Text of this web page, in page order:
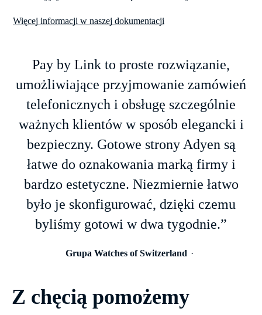
Więcej informacji w naszej dokumentacji
Pay by Link to proste rozwiązanie,
umożliwiające przyjmowanie zamówień
telefonicznych i obsługę szczególnie
ważnych klientów w sposób elegancki i
bezpieczny. Gotowe strony Adyen są
łatwe do oznakowania marką firmy i
bardzo estetyczne. Niezmiernie łatwo
było je skonfigurować, dzięki czemu
byliśmy gotowi w dwa tygodnie.”
Grupa Watches of Switzerland
Z chęcią pomożemy